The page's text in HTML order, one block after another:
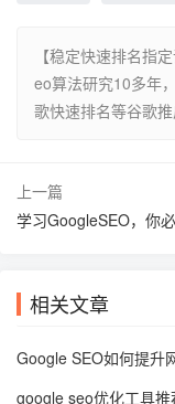
【稳定快速排名指
eo算法研究10多年
歌快速排名等谷歌推
上一篇
相关文章
Google SEO如何提升
google seo优化工具推